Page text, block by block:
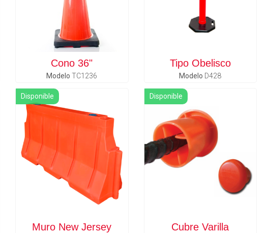
Cono 36"
ModeloTC1236
Tipo Obelisco
Modelo D428
Disponible
Muro New Jersey
Disponible
Cubre Varilla